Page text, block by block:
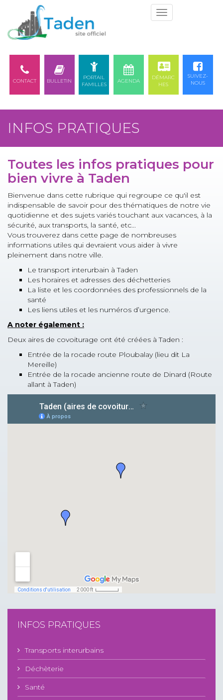
CONTACT BULLETIN
PORTAIL
FAMILLES
AGENDA
DÉMARC
HES
SUIVEZ-
NOUS
INFOS PRATIQUES
Toutes les infos pratiques pour
bien vivre à Taden
Bienvenue dans cette rubrique qui regroupe ce qu'il est
indispensable de savoir pour des thématiques de notre vie
quotidienne et des sujets variés touchant aux vacances, à la
sécurité, aux transports, la santé, etc...
Vous trouverez dans cette page de nombreuses
informations utiles qui devraient vous aider à vivre
pleinement dans notre ville.
Le transport interurbain à Taden
Les horaires et adresses des déchetteries
La liste et les coordonnées des professionnels de la
santé
Les liens utiles et les numéros d’urgence.
A noter également :
Deux aires de covoiturage ont été créées à Taden :
Entrée de la rocade route Ploubalay (lieu dit La
Mereille)
Entrée de la rocade ancienne route de Dinard (Route
allant à Taden)
INFOS PRATIQUES
Transports interurbains
Déchèterie
Santé